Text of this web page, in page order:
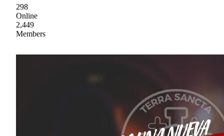
298
Online
2,449
Members